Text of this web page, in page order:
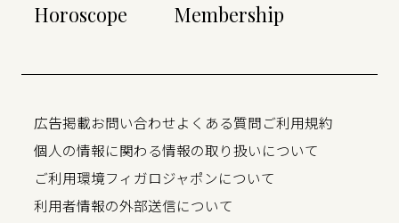
Horoscope
Membership
広告掲載お問い合わせよくある質問ご利用規約
個人の情報に関わる情報の取り扱いについて
ご利用環境フィガロジャポンについて
利用者情報の外部送信について